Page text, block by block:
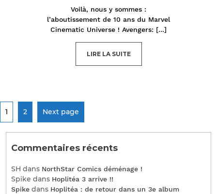
Voilà, nous y sommes :
l’aboutissement de 10 ans du Marvel
Cinematic Universe ! Avengers: [...]
LIRE LA SUITE
1 2 Next page
Commentaires récents
SH dans NorthStar Comics déménage !
Spike dans Hoplitéa 3 arrive !!
Spike dans Hoplitéa : de retour dans un 3e album